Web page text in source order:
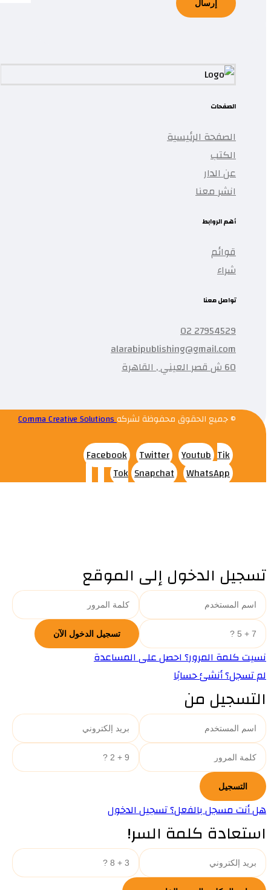
الصفحات
الصفحة الرئيسية
الكتب
عن الدار
انشر معنا
أهم الروابط
قوائم
شراء
تواصل معنا
27954529 02
alarabipublishing@gmail.com
60 ش قصر العيني , القاهرة
© جميع الحقوق محفوظة لشركهComma Creative Solutions
Facebook Twitter Youtub Tik
Tok Snapchat WhatsApp
تسجيل الدخول إلى الموقع
نسيت كلمة المرور؟ احصل على المساعدة
لم تسجل؟ أنشئ حسابًا
التسجيل من
هل أنت مسجل بالفعل؟ تسجيل الدخول
استعادة كلمة السر!